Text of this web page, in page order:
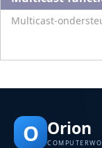
Multicast-
O Orion